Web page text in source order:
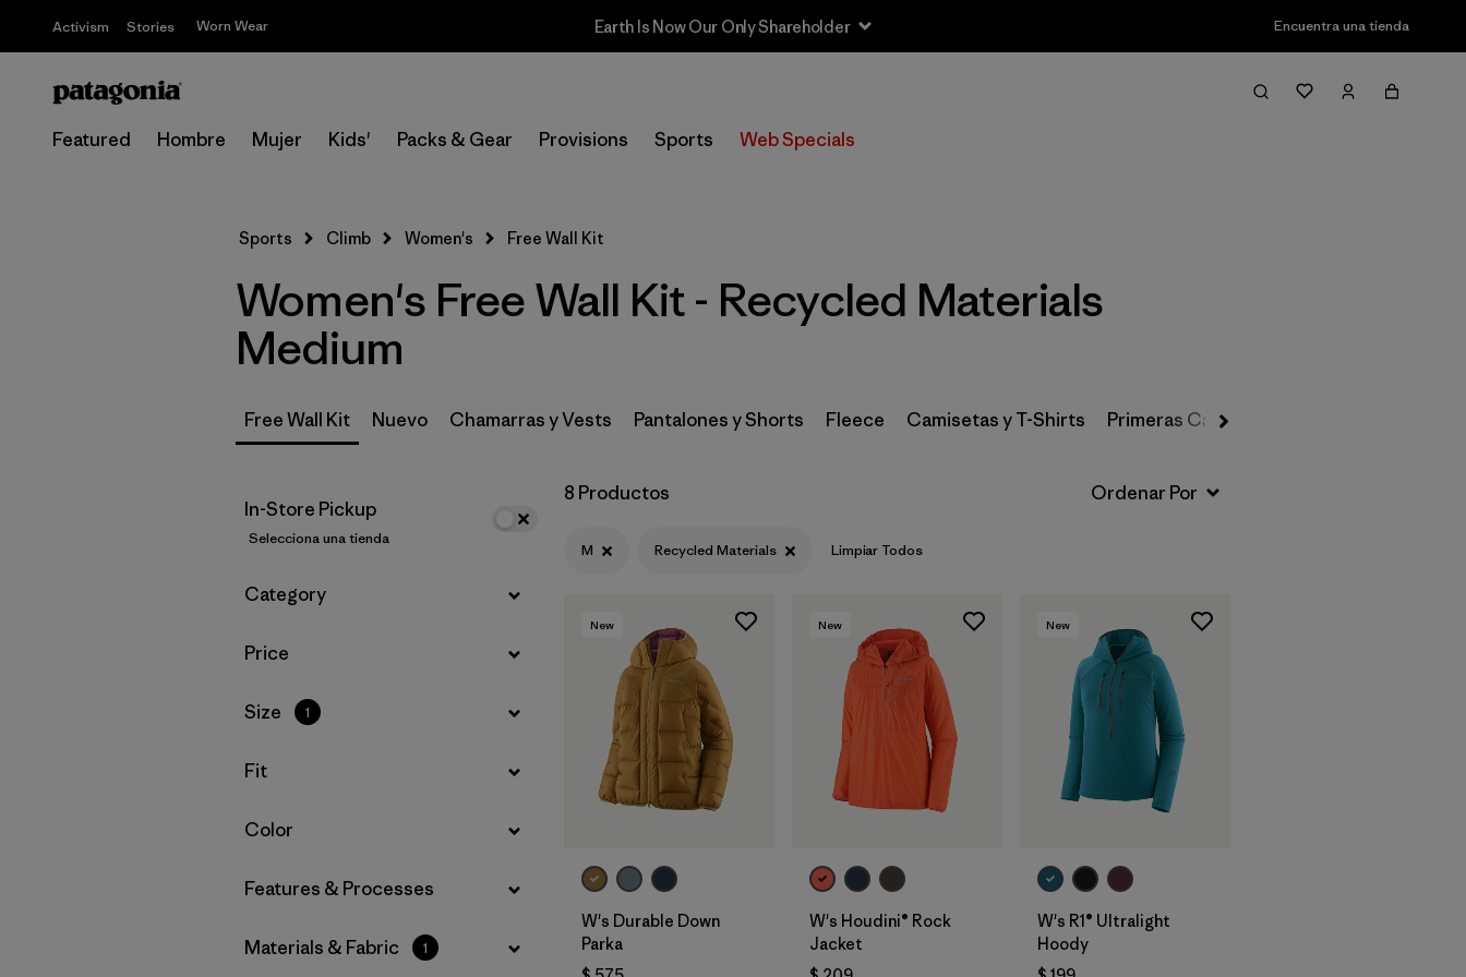
Activism Stories Worn Wear Encuentra una tienda
Featured Hombre Mujer Kids' Packs & Gear Provisions Sports Web Specials
Filter & Sort
Selecciona una tienda
Filtrar por
Price
Filtrar por
Size 1
Filtrar por
Color
Filtrar por
Features & Processes
Filtrar por
Materials & Fabric 1
Filtrar por
Product Family
Filtrar por
Volume
Filtrar por
Gender
Sports Climb Women's Free Wall Kit
Women's Free Wall Kit - Recycled Materials
Medium
Free Wall Kit Nuevo Chamarras y Vests Pantalones y Shorts Fleece Camisetas y T-Shirts Primeras Capas, Calcetines y Ropa
In-Store Pickup
Selecciona una tienda
Filtrar por
Category
Filtrar por
Price
Filtrar por
Size 1
Filtrar por
Fit
Filtrar por
Color
Filtrar por
Features & Processes
Filtrar por
Materials & Fabric 1
8 Productos
M Recycled Materials Limpiar Todos
New
W's Durable Down
Parka
New
W's Houdini® Rock
Jacket
New
W's R1® Ultralight
Hoody